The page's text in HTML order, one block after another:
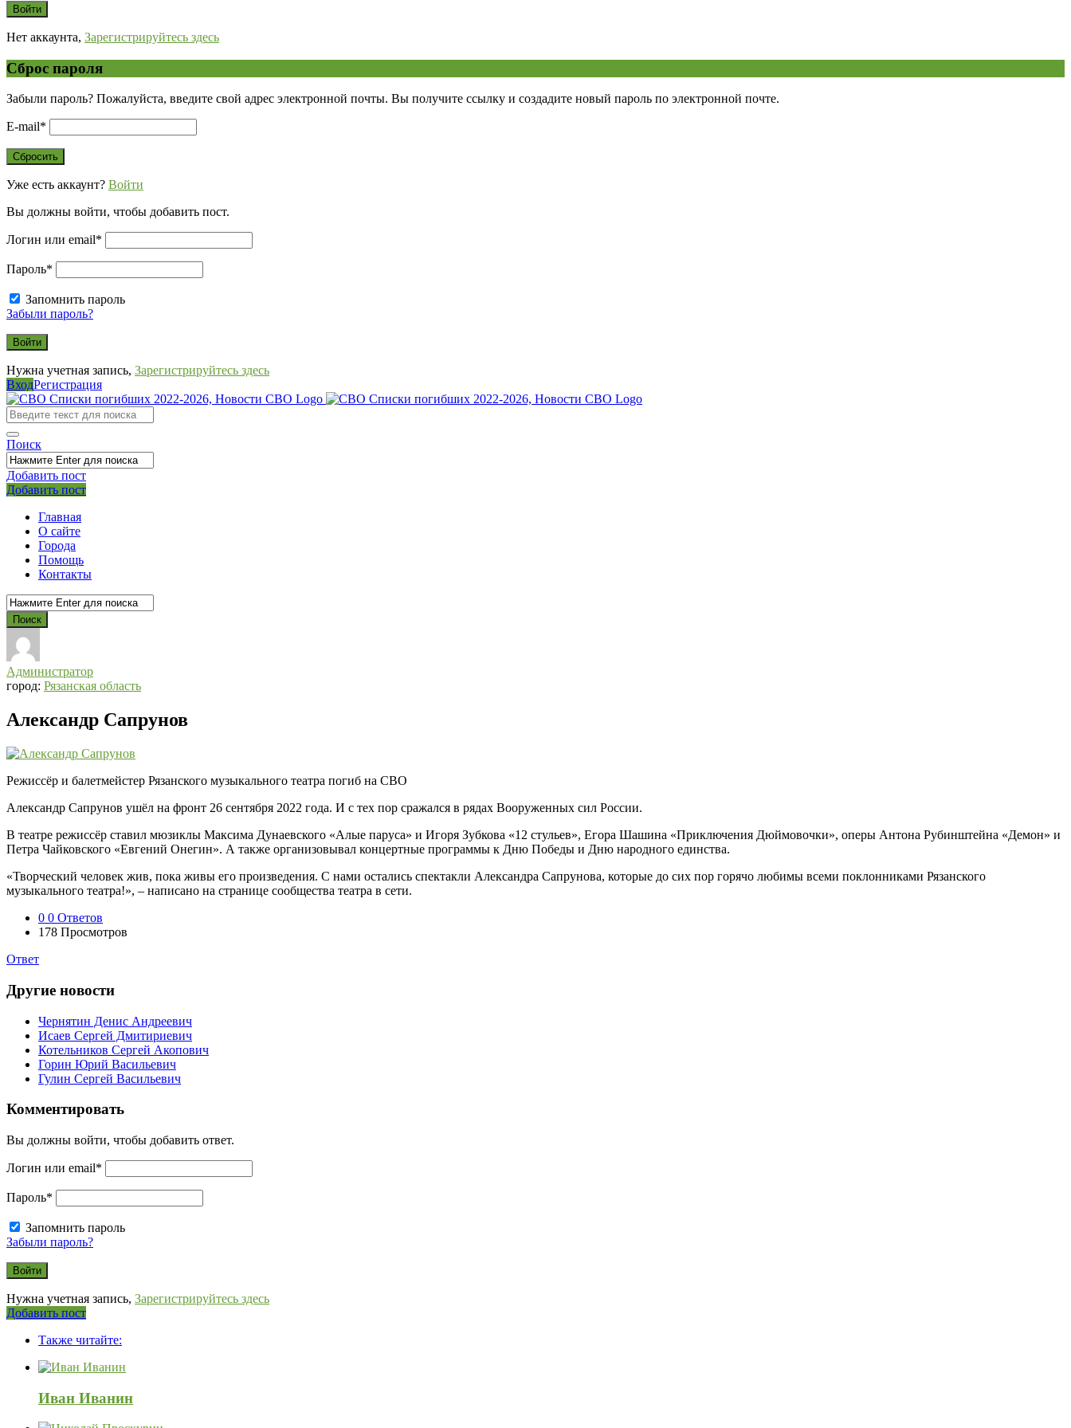
Нет аккаунта, Зарегистрируйтесь здесь
Сброс пароля
Забыли пароль? Пожалуйста, введите свой адрес электронной почты. Вы получите ссылку и создадите новый пароль по электронной почте.
E-mail*
Уже есть аккаунт? Войти
Вы должны войти, чтобы добавить пост.
Логин или email*
Пароль*
Запомнить пароль
Забыли пароль?
Нужна учетная запись, Зарегистрируйтесь здесь
ВходРегистрация
СВО
Списки
погибших
2022-
2026,
Новости
СВО
Поиск
Добавить пост
Мобильное
меню
Выйти
Добавить пост
Главная
О сайте
Города
Помощь
Контакты
Администратор
город: Рязанская область
Александр Сапрунов
Режиссёр и балетмейстер Рязанского музыкального театра погиб на СВО
Александр Сапрунов ушёл на фронт 26 сентября 2022 года. И с тех пор сражался в рядах Вооруженных сил России.
В театре режиссёр ставил мюзиклы Максима Дунаевского «Алые паруса» и Игоря Зубкова «12 стульев», Егора Шашина «Приключения Дюймовочки», оперы Антона Рубинштейна «Демон» и
Петра Чайковского «Евгений Онегин». А также организовывал концертные программы к Дню Победы и Дню народного единства.
«Творческий человек жив, пока живы его произведения. С нами остались спектакли Александра Сапрунова, которые до сих пор горячо любимы всеми поклонниками Рязанского
музыкального театра!», – написано на странице сообщества театра в сети.
0 0 Ответов
178 Просмотров
Ответ
Другие новости
Чернятин Денис Андреевич
Исаев Сергей Дмитириевич
Котельников Сергей Акопович
Горин Юрий Васильевич
Гулин Сергей Васильевич
Комментировать
Вы должны войти, чтобы добавить ответ.
Логин или email*
Пароль*
Запомнить пароль
Забыли пароль?
Нужна учетная запись, Зарегистрируйтесь здесь
Боковая
Добавить пост
120x600Также читайте:
Иван Иванин